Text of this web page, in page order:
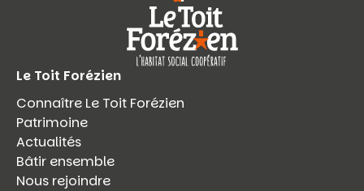
Le Toit Forézien
Connaître Le Toit Forézien
Patrimoine
Actualités
Bâtir ensemble
Nous rejoindre